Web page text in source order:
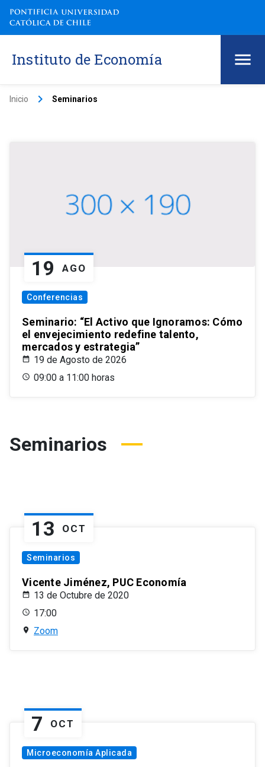
Instituto de Economía
Inicio keyboard_arrow_right Seminarios
19 AGO
Conferencias
Seminario: “El Activo que Ignoramos: Cómo
el envejecimiento redefine talento,
mercados y estrategia”
19 de Agosto de 2026
09:00 a 11:00 horas
Seminarios
13 OCT
Seminarios
Vicente Jiménez, PUC Economía
13 de Octubre de 2020
17:00
Zoom
7 OCT
Microeconomía Aplicada